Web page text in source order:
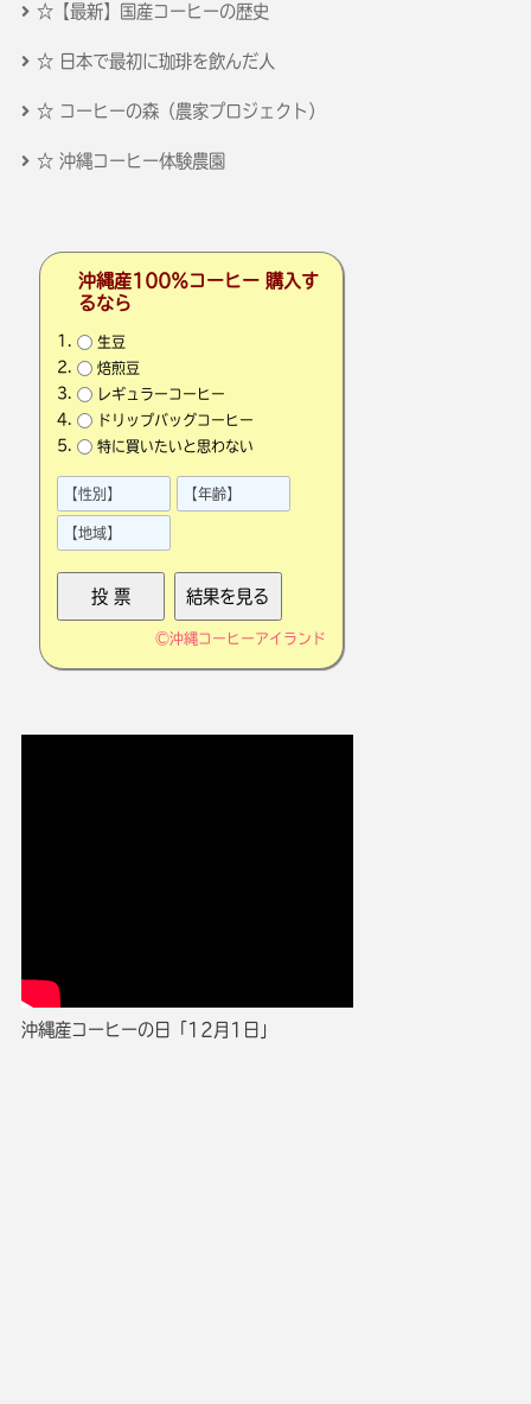
☆【最新】国産コーヒーの歴史
☆ 日本で最初に珈琲を飲んだ人
☆ コーヒーの森（農家プロジェクト）
☆ 沖縄コーヒー体験農園
沖縄産100％コーヒー 購入す
るなら
生豆
焙煎豆
レギュラーコーヒー
ドリップバッグコーヒー
特に買いたいと思わない
©沖縄コーヒーアイランド
沖縄産コーヒーの日「12月1日」